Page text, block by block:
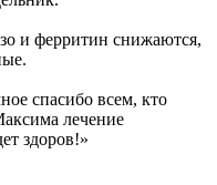
и ферритин снижаются,
спасибо всем, кто
лечение
здоров!»